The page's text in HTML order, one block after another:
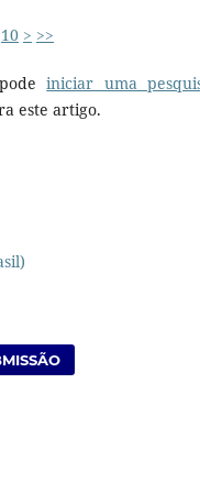
10 > >>
podeiniciar uma
este artigo.